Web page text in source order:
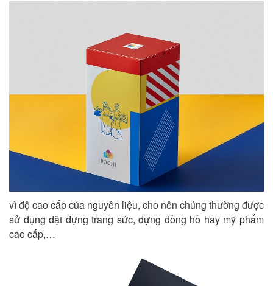
vì độ cao cấp của nguyên liệu, cho nên chúng thường được
sử dụng đặt đựng trang sức, đựng đồng hồ hay mỹ phẩm
cao cấp,…